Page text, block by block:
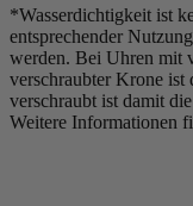
*Wasserdichtigkeit ist
entsprechender
werden. Bei Uhren mit
verschraubter Krone ist
verschraubt ist damit
Weitere Informationen